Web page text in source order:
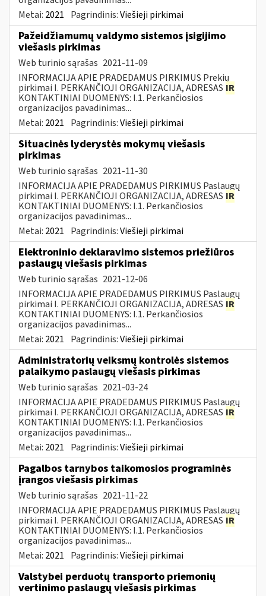
Metai: 2021 Pagrindinis:Viešieji pirkimai
Pažeidžiamumų valdymo sistemos įsigijimo
viešasis pirkimas
Web turinio sąrašas 2021-11-09
INFORMACIJA APIE PRADEDAMUS PIRKIMUS Prekių
pirkimai I. PERKANČIOJI ORGANIZACIJA, ADRESAS IR
KONTAKTINIAI DUOMENYS: I.1. Perkančiosios
organizacijos pavadinimas...
Metai: 2021 Pagrindinis:Viešieji pirkimai
Situacinės lyderystės mokymų viešasis
pirkimas
Web turinio sąrašas 2021-11-30
INFORMACIJA APIE PRADEDAMUS PIRKIMUS Paslaugų
pirkimai I. PERKANČIOJI ORGANIZACIJA, ADRESAS IR
KONTAKTINIAI DUOMENYS: I.1. Perkančiosios
organizacijos pavadinimas...
Metai: 2021 Pagrindinis:Viešieji pirkimai
Elektroninio deklaravimo sistemos priežiūros
paslaugų viešasis pirkimas
Web turinio sąrašas 2021-12-06
INFORMACIJA APIE PRADEDAMUS PIRKIMUS Paslaugų
pirkimai I. PERKANČIOJI ORGANIZACIJA, ADRESAS IR
KONTAKTINIAI DUOMENYS: I.1. Perkančiosios
organizacijos pavadinimas...
Metai: 2021 Pagrindinis:Viešieji pirkimai
Administratorių veiksmų kontrolės sistemos
palaikymo paslaugų viešasis pirkimas
Web turinio sąrašas 2021-03-24
INFORMACIJA APIE PRADEDAMUS PIRKIMUS Paslaugų
pirkimai I. PERKANČIOJI ORGANIZACIJA, ADRESAS IR
KONTAKTINIAI DUOMENYS: I.1. Perkančiosios
organizacijos pavadinimas...
Metai: 2021 Pagrindinis:Viešieji pirkimai
Pagalbos tarnybos taikomosios programinės
įrangos viešasis pirkimas
Web turinio sąrašas 2021-11-22
INFORMACIJA APIE PRADEDAMUS PIRKIMUS Paslaugų
pirkimai I. PERKANČIOJI ORGANIZACIJA, ADRESAS IR
KONTAKTINIAI DUOMENYS: I.1. Perkančiosios
organizacijos pavadinimas...
Metai: 2021 Pagrindinis:Viešieji pirkimai
Valstybei perduotų transporto priemonių
vertinimo paslaugų viešasis pirkimas